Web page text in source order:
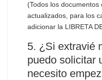
(Todos los
actualizados, para los
adicionar la LIBRETA
5. ¿Si extravié
puedo solicitar
necesito